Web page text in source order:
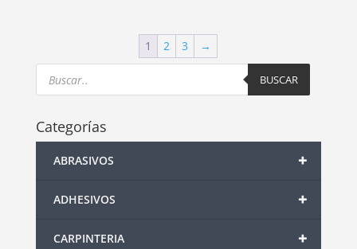
1 2 3
→
Products
search BUSCAR
Categorías
+
ABRASIVOS
+
ADHESIVOS
+
CARPINTERIA